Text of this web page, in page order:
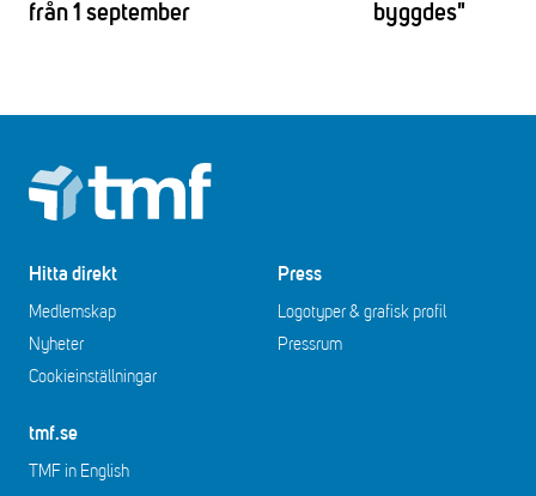
från 1 september
byggdes"
Footer
Hitta direkt
Medlemskap
Nyheter
Cookieinställningar
Press
Logotyper & grafisk profil
Pressrum
tmf.se
TMF in English